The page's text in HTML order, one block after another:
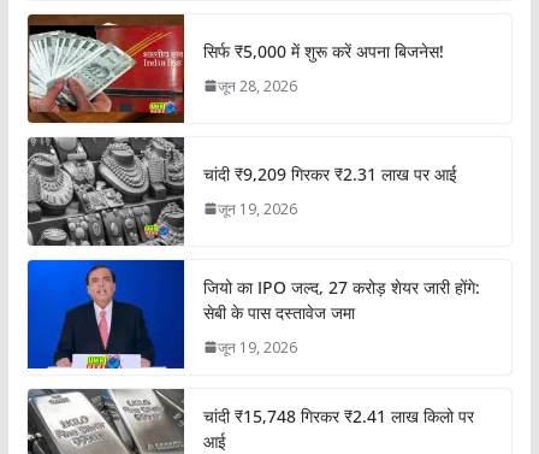
सिर्फ ₹5,000 में शुरू करें अपना बिजनेस!
जून 28, 2026
चांदी ₹9,209 गिरकर ₹2.31 लाख पर आई
जून 19, 2026
जियो का IPO जल्द, 27 करोड़ शेयर जारी होंगे:
सेबी के पास दस्तावेज जमा
जून 19, 2026
चांदी ₹15,748 गिरकर ₹2.41 लाख किलो पर
आई